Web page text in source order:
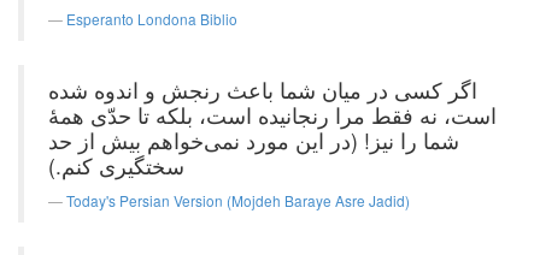
Esperanto Londona Biblio
اگر كسی در میان شما باعث رنجش و اندوه شده
است، نه فقط مرا رنجانیده است، بلكه تا حدّی همهٔ
شما را نیز! (در این مورد نمی‌خواهم بیش از حد
سختگیری كنم.)
Today's Persian Version (Mojdeh Baraye Asre Jadid)